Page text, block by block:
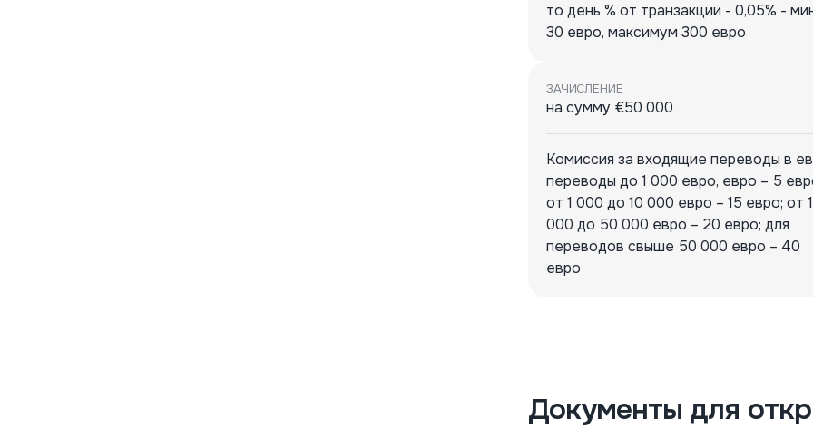
то день % от транзакции - 0,05% -
30 евро, максимум 300 евро
ЗАЧИСЛЕНИЕ
на сумму €50 000
Комиссия за входящие переводы в
переводы до 1 000 евро, евро – 5
от 1 000 до 10 000 евро – 15 евро; от
000 до 50 000 евро – 20 евро; для
переводов свыше 50 000 евро – 40
евро
Документы для